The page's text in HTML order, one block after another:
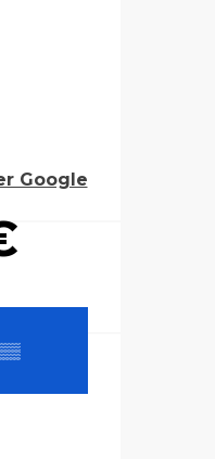
Google
▒▒